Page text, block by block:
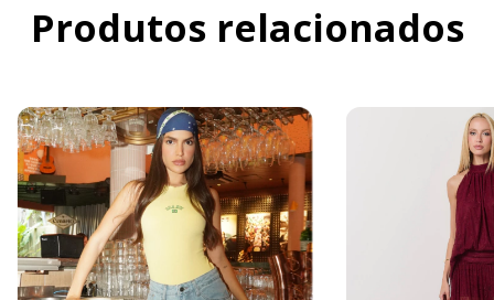
Produtos relacionados